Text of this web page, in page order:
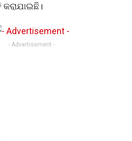
କରାଯାଇଛି।
- Advertisement -